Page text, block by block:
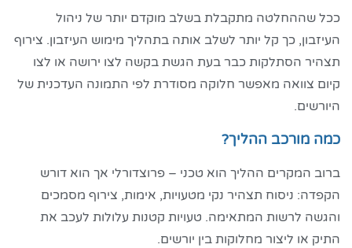
ככל שההחלטה מתקבלת בשלב מוקדם יותר של ניהול
העיזבון, כך קל יותר לשלב אותה בתהליך מימוש העיזבון. צירוף
תצהיר הסתלקות כבר בעת הגשת בקשה לצו ירושה או לצו
קיום צוואה מאפשר חלוקה מסודרת לפי התמונה העדכנית של
היורשים.
כמה מורכב ההליך?
ברוב המקרים ההליך הוא טכני – פרוצדורלי אך הוא דורש
הקפדה: ניסוח תצהיר נקי מטעויות, אימות, צירוף מסמכים
והגשה לרשות המתאימה. טעויות קטנות עלולות לעכב את
התיק או ליצור מחלוקות בין יורשים.